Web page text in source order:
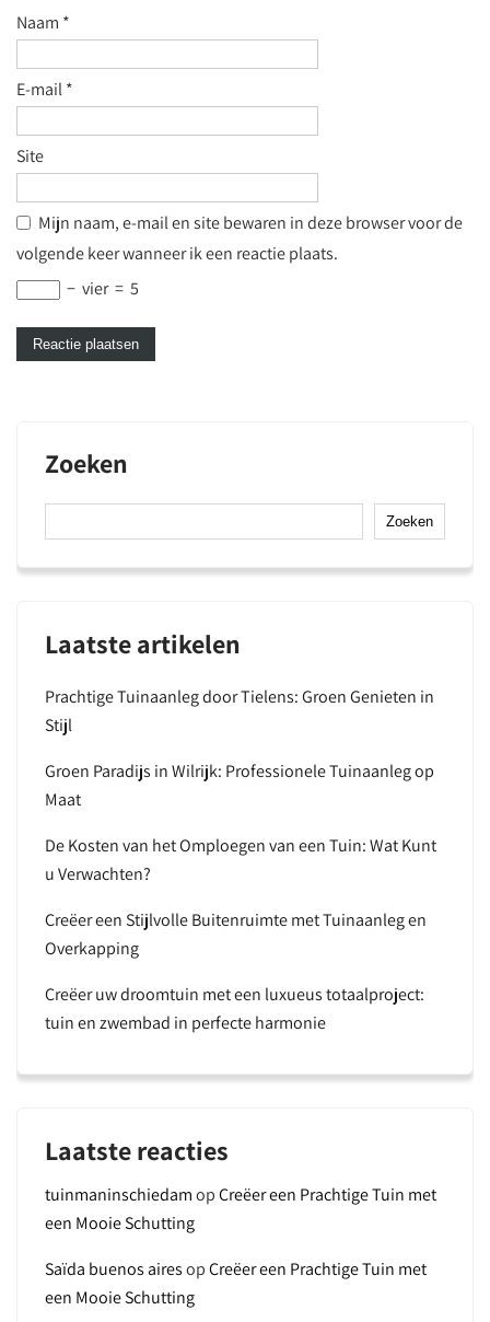
Naam *
E-mail*
Site
Mijn naam, e-mail en site bewaren in deze browser voor de
volgende keer wanneer ik een reactie plaats.
− vier = 5
Zoeken
Zoeken
Laatste artikelen
Prachtige Tuinaanleg door Tielens: Groen Genieten in
Stijl
Groen Paradijs in Wilrijk: Professionele Tuinaanleg op
Maat
De Kosten van het Omploegen van een Tuin: Wat Kunt
u Verwachten?
Creëer een Stijlvolle Buitenruimte met Tuinaanleg en
Overkapping
Creëer uw droomtuin met een luxueus totaalproject:
tuin en zwembad in perfecte harmonie
Laatste reacties
tuinmaninschiedamopCreëer een Prachtige Tuin met
een Mooie Schutting
Saïda buenos airesopCreëer een Prachtige Tuin met
een Mooie Schutting